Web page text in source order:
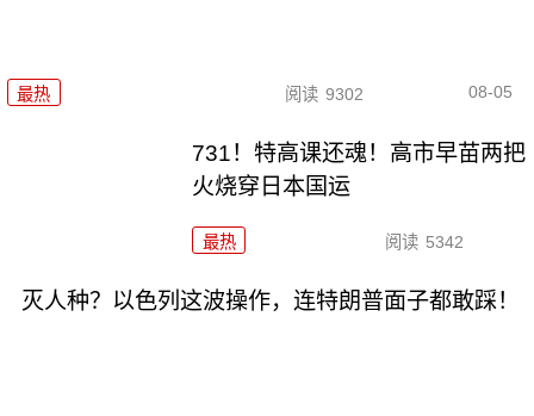
最热 阅读 9302 08-05
731！特高课还魂！高市早苗两把
火烧穿日本国运
最热 阅读 5342
灭人种？以色列这波操作，连特朗普面子都敢踩！